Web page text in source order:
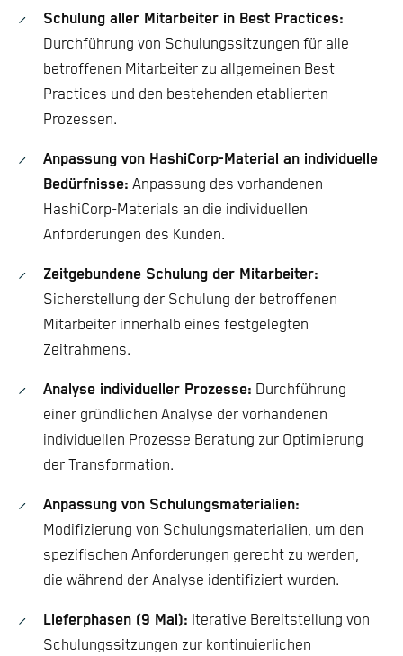
Schulung aller Mitarbeiter in Best Practices:
Durchführung von Schulungssitzungen für alle
betroffenen Mitarbeiter zu allgemeinen Best
Practices und den bestehenden etablierten
Prozessen.
Anpassung von HashiCorp-Material an individuelle
Bedürfnisse: Anpassung des vorhandenen
HashiCorp-Materials an die individuellen
Anforderungen des Kunden.
Zeitgebundene Schulung der Mitarbeiter:
Sicherstellung der Schulung der betroffenen
Mitarbeiter innerhalb eines festgelegten
Zeitrahmens.
Analyse individueller Prozesse: Durchführung
einer gründlichen Analyse der vorhandenen
individuellen Prozesse Beratung zur Optimierung
der Transformation.
Anpassung von Schulungsmaterialien:
Modifizierung von Schulungsmaterialien, um den
spezifischen Anforderungen gerecht zu werden,
die während der Analyse identifiziert wurden.
Lieferphasen (9 Mal): Iterative Bereitstellung von
Schulungssitzungen zur kontinuierlichen